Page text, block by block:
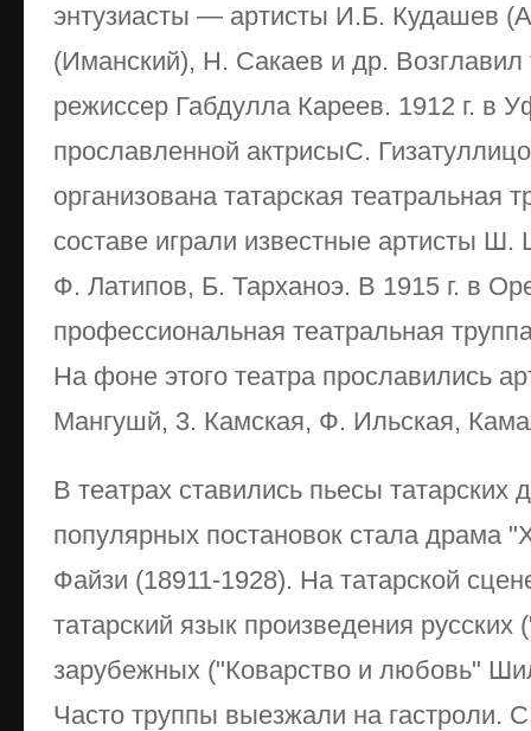
энтузиасты — артисты И.Б. Кудашев
(Иманский), Н. Сакаев и др. Возглавил
режиссер Габдулла Кареев. 1912 г. в
прославленной актрисыС.
организована татарская театральная
составе играли известные артисты
Ф. Латипов, Б. Тарханоэ. В 1915 г. в
профессиональная театральная
На фоне этого театра прославились
Мангушй, 3. Камская, Ф. Ильская,
В театрах ставились пьесы татарских
популярных постановок стала драма
Файзи (18911-1928). На татарской
татарский язык произведения русских
зарубежных ("Коварство и любовь"
Часто труппы выезжали на гастроли.